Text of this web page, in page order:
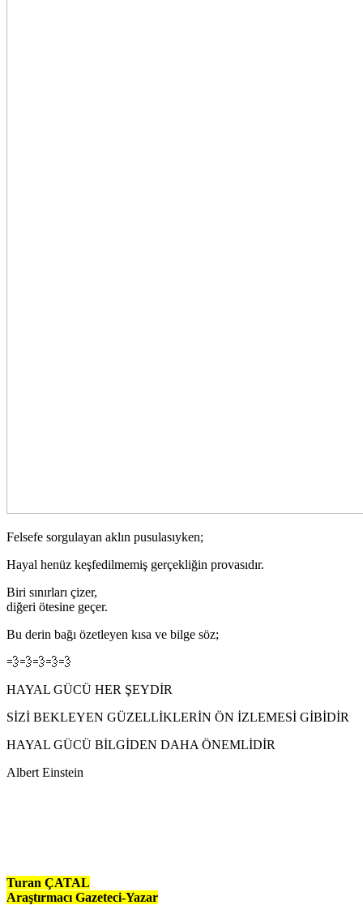
Felsefe sorgulayan aklın pusulasıyken;
Hayal henüz keşfedilmemiş gerçekliğin provasıdır.
Biri sınırları çizer,
diğeri ötesine geçer.
Bu derin bağı özetleyen kısa ve bilge söz;
💨💨💨💨💨
HAYAL GÜCÜ HER ŞEYDİR
SİZİ BEKLEYEN GÜZELLİKLERİN ÖN İZLEMESİ GİBİDİR
HAYAL GÜCÜ BİLGİDEN DAHA ÖNEMLİDİR
Albert Einstein
Turan ÇATAL
Araştırmacı Gazeteci-Yazar